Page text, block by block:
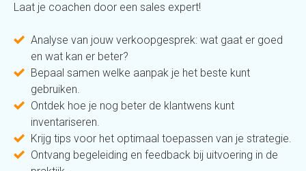
Laat je coachen door een sales expert!
Analyse van jouw verkoopgesprek: wat gaat er goed
en wat kan er beter?
Bepaal samen welke aanpak je het beste kunt
gebruiken.
Ontdek hoe je nog beter de klantwens kunt
inventariseren.
Krijg tips voor het optimaal toepassen van je strategie.
Ontvang begeleiding en feedback bij uitvoering in de